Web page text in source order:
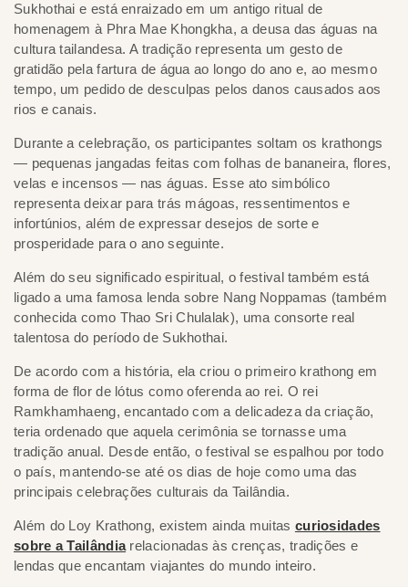
Sukhothai e está enraizado em um antigo ritual de
homenagem à Phra Mae Khongkha, a deusa das águas na
cultura tailandesa. A tradição representa um gesto de
gratidão pela fartura de água ao longo do ano e, ao mesmo
tempo, um pedido de desculpas pelos danos causados aos
rios e canais.
Durante a celebração, os participantes soltam os krathongs
— pequenas jangadas feitas com folhas de bananeira, flores,
velas e incensos — nas águas. Esse ato simbólico
representa deixar para trás mágoas, ressentimentos e
infortúnios, além de expressar desejos de sorte e
prosperidade para o ano seguinte.
Além do seu significado espiritual, o festival também está
ligado a uma famosa lenda sobre Nang Noppamas (também
conhecida como Thao Sri Chulalak), uma consorte real
talentosa do período de Sukhothai.
De acordo com a história, ela criou o primeiro krathong em
forma de flor de lótus como oferenda ao rei. O rei
Ramkhamhaeng, encantado com a delicadeza da criação,
teria ordenado que aquela cerimônia se tornasse uma
tradição anual. Desde então, o festival se espalhou por todo
o país, mantendo-se até os dias de hoje como uma das
principais celebrações culturais da Tailândia.
Além do Loy Krathong, existem ainda muitas curiosidades
sobre a Tailândiarelacionadas às crenças, tradições e
lendas que encantam viajantes do mundo inteiro.